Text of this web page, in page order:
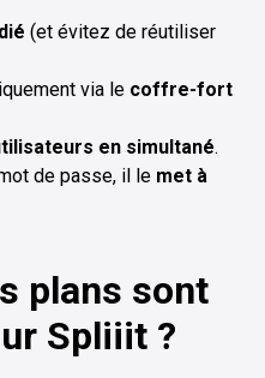
(et évitez de réutiliser
via le coffre-fort
en simultané.
de passe, il le met à
plans sont
Spliiit ?